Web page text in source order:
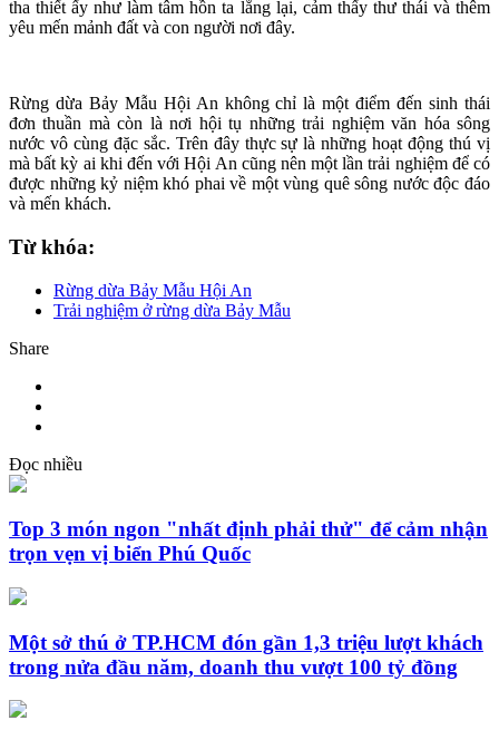
tha thiết ấy như làm tâm hồn ta lắng lại, cảm thấy thư thái và thêm
yêu mến mảnh đất và con người nơi đây.
Rừng dừa Bảy Mẫu Hội An không chỉ là một điểm đến sinh thái
đơn thuần mà còn là nơi hội tụ những trải nghiệm văn hóa sông
nước vô cùng đặc sắc. Trên đây thực sự là những hoạt động thú vị
mà bất kỳ ai khi đến với Hội An cũng nên một lần trải nghiệm để có
được những kỷ niệm khó phai về một vùng quê sông nước độc đáo
và mến khách.
Từ khóa:
Rừng dừa Bảy Mẫu Hội An
Trải nghiệm ở rừng dừa Bảy Mẫu
Share
Đọc nhiều
Top 3 món ngon "nhất định phải thử" để cảm nhận
trọn vẹn vị biển Phú Quốc
Một sở thú ở TP.HCM đón gần 1,3 triệu lượt khách
trong nửa đầu năm, doanh thu vượt 100 tỷ đồng